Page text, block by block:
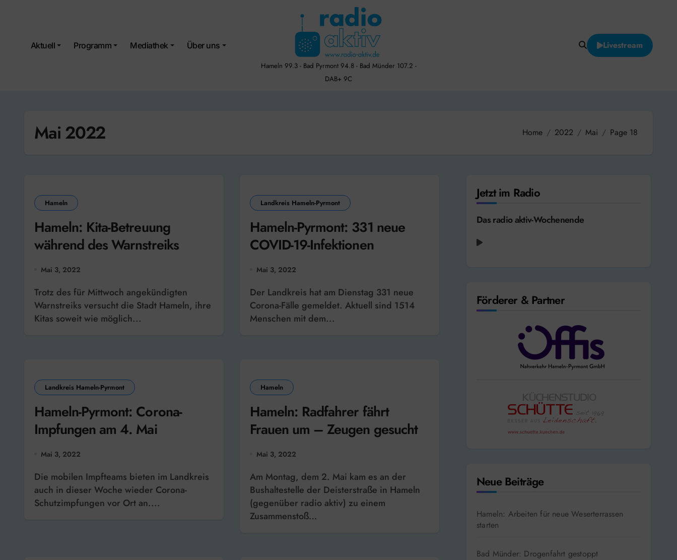
Aktuell Programm Mediathek Über uns
Hameln 99.3 - Bad Pyrmont 94.8 - Bad Münder 107.2 -
DAB+ 9C
Livestream
Mai 2022 Home 2022 Mai Page 18
Hameln
Hameln: Kita-Betreuung
während des Warnstreiks
Mai 3, 2022
Trotz des für Mittwoch angekündigten
Warnstreiks versucht die Stadt Hameln, ihre
Kitas soweit wie möglich...
Landkreis Hameln-Pyrmont
Hameln-Pyrmont: 331 neue
COVID-19-Infektionen
Mai 3, 2022
Der Landkreis hat am Dienstag 331 neue
Corona-Fälle gemeldet. Aktuell sind 1514
Menschen mit dem...
Landkreis Hameln-Pyrmont
Hameln-Pyrmont: Corona-
Impfungen am 4. Mai
Mai 3, 2022
Die mobilen Impfteams bieten im Landkreis
auch in dieser Woche wieder Corona-
Schutzimpfungen vor Ort an....
Hameln
Hameln: Radfahrer fährt
Frauen um – Zeugen gesucht
Mai 3, 2022
Am Montag, dem 2. Mai kam es an der
Bushaltestelle der Deisterstraße in Hameln
(gegenüber radio aktiv) zu einem
Zusammenstoß…
Jetzt im Radio
Das radio aktiv-Wochenende
Förderer & Partner
Neue Beiträge
Hameln: Arbeiten für neue Weserterrassen
starten
Bad Münder: Drogenfahrt gestoppt